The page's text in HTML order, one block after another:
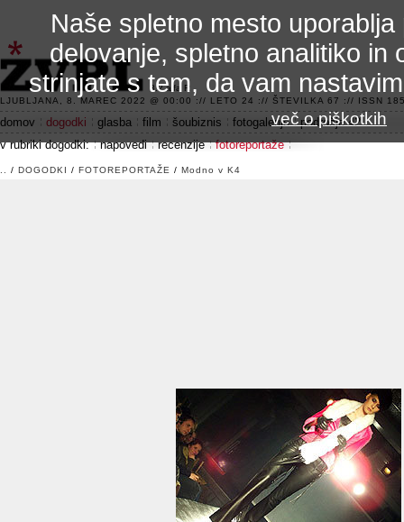
3.2 alfa R
LJUBLJANA, 8. MAREC 2022 @ 00:00 :// LETO 24 :// ŠTEVILKA 67 :// ISSN
domov dogodki glasba film šoubiznis fotogalerije
področje 42
v rubriki dogodki:
napovedi recenzije fotoreportaže
/ DOGODKI / FOTOREPORTAŽE / Modno v K4
Naše spletno mesto
delovanje, spletno analitiko in
strinjate s tem, da vam
več o piškotkih